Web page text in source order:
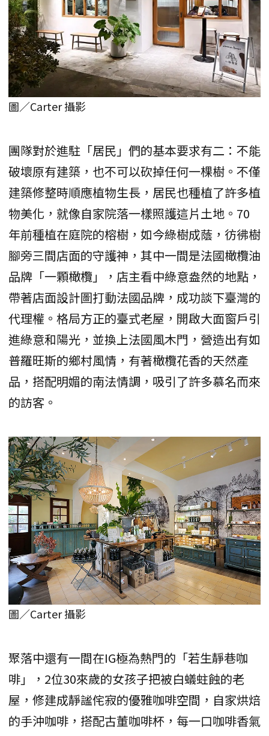
圖／Carter 攝影
團隊對於進駐「居民」們的基本要求有二：不能
破壞原有建築，也不可以砍掉任何一棵樹。不僅
建築修整時順應植物生長，居民也種植了許多植
物美化，就像自家院落一樣照護這片土地。70
年前種植在庭院的榕樹，如今綠樹成蔭，彷彿樹
腳旁三間店面的守護神，其中一間是法國橄欖油
品牌「一顆橄欖」，店主看中綠意盎然的地點，
帶著店面設計圖打動法國品牌，成功談下臺灣的
代理權。格局方正的臺式老屋，開啟大面窗戶引
進綠意和陽光，並換上法國風木門，營造出有如
普羅旺斯的鄉村風情，有著橄欖花香的天然產
品，搭配明媚的南法情調，吸引了許多慕名而來
的訪客。
圖／Carter 攝影
聚落中還有一間在IG極為熱門的「若生靜巷咖
啡」，2位30來歲的女孩子把被白蟻蛀蝕的老
屋，修建成靜謐侘寂的優雅咖啡空間，自家烘焙
的手沖咖啡，搭配古董咖啡杯，每一口咖啡香氣